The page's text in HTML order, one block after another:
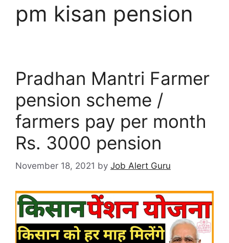
pm kisan pension
Pradhan Mantri Farmer
pension scheme /
farmers pay per month
Rs. 3000 pension
November 18, 2021 by Job Alert Guru